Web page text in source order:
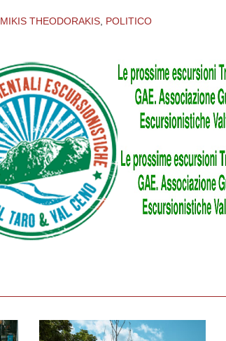
MIKIS THEODORAKIS POLITICO